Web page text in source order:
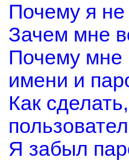
Почему я не
Зачем мне
Почему мне
имени и
Как
Я забыл